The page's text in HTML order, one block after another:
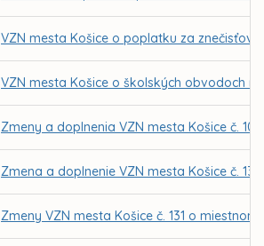
VZN mesta Košice o poplatku za
VZN mesta Košice o školských obvodoch
Zmeny a doplnenia VZN mesta Košice č.
Zmena a doplnenie VZN mesta Košice č.
Zmeny VZN mesta Košice č. 131 o